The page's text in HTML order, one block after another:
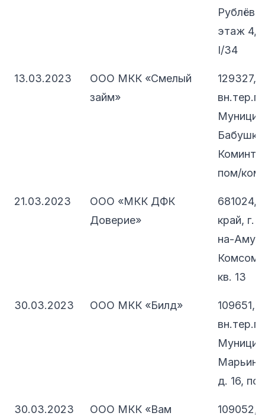
этаж 4,
I/34
13.03.2023
ООО МКК «Смелый
займ»
129327,
вн.тер.г.
пом/
21.03.2023
ООО «МКК ДФК
Доверие»
681024,
край, г.
на-
кв. 13
30.03.2023 ООО МКК «Билд»
109651,
вн.тер.г.
д. 16,
30.03.2023
ООО МКК «Вам
109052,